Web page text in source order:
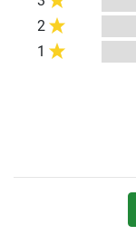
2
1